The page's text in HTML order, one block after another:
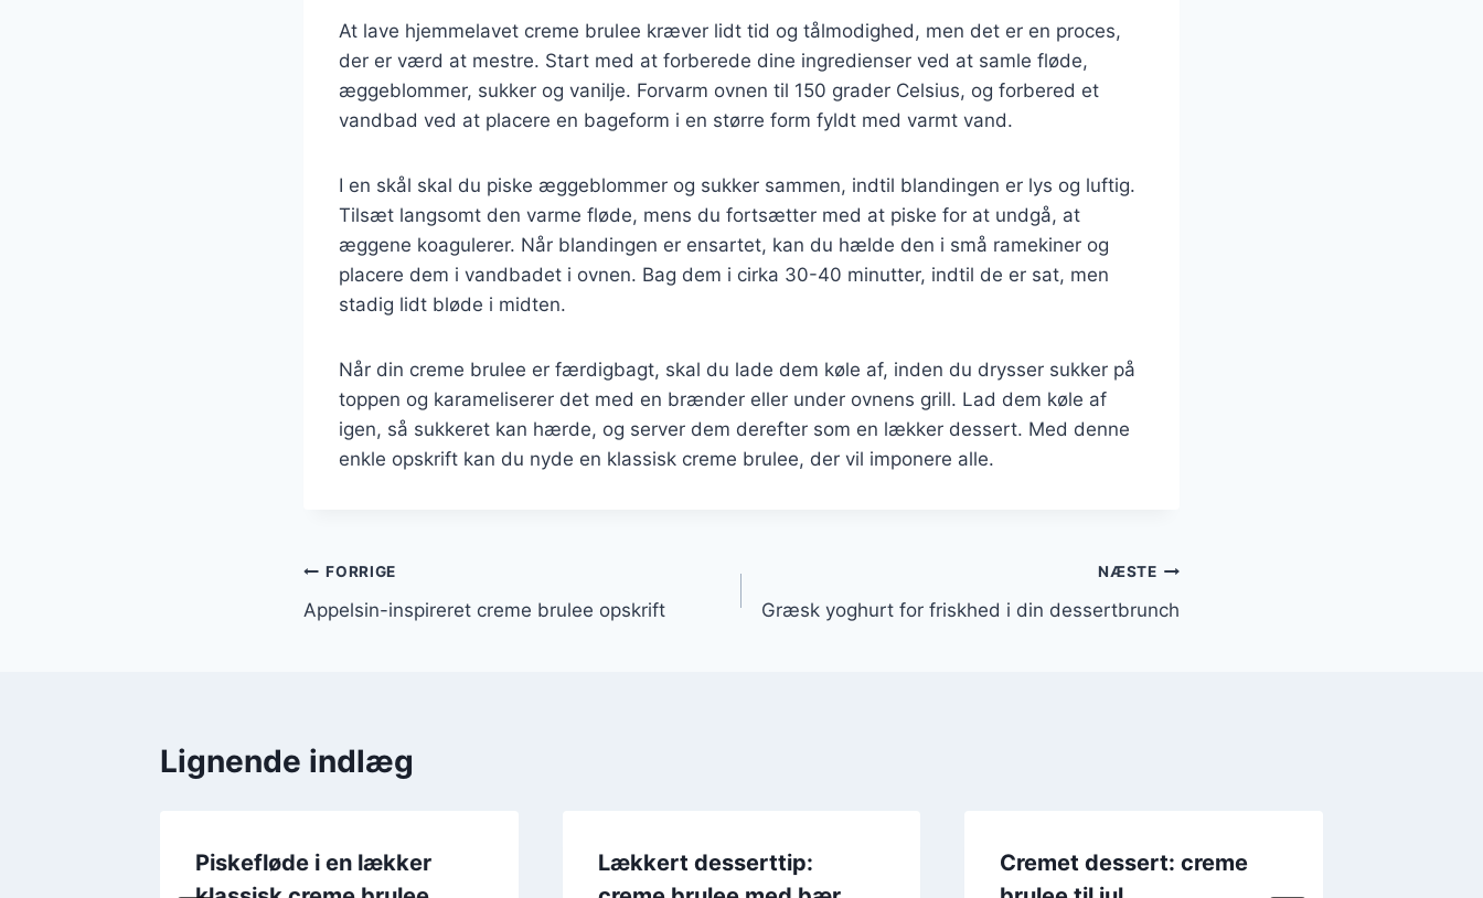
At lave hjemmelavet creme brulee kræver lidt tid og tålmodighed, men det er en proces,
der er værd at mestre. Start med at forberede dine ingredienser ved at samle fløde,
æggeblommer, sukker og vanilje. Forvarm ovnen til 150 grader Celsius, og forbered et
vandbad ved at placere en bageform i en større form fyldt med varmt vand.
I en skål skal du piske æggeblommer og sukker sammen, indtil blandingen er lys og luftig.
Tilsæt langsomt den varme fløde, mens du fortsætter med at piske for at undgå, at
æggene koagulerer. Når blandingen er ensartet, kan du hælde den i små ramekiner og
placere dem i vandbadet i ovnen. Bag dem i cirka 30-40 minutter, indtil de er sat, men
stadig lidt bløde i midten.
Når din creme brulee er færdigbagt, skal du lade dem køle af, inden du drysser sukker på
toppen og karameliserer det med en brænder eller under ovnens grill. Lad dem køle af
igen, så sukkeret kan hærde, og server dem derefter som en lækker dessert. Med denne
enkle opskrift kan du nyde en klassisk creme brulee, der vil imponere alle.
Indlægsnavigation
FORRIGE
Appelsin-inspireret creme brulee opskrift
NÆSTE
Græsk yoghurt for friskhed i din dessertbrunch
Lignende indlæg
Piskefløde i en lækker
Lækkert desserttip:
Cremet dessert: creme